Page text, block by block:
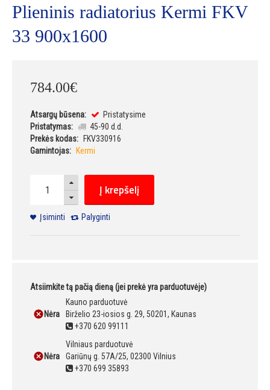
Plieninis radiatorius Kermi FKV
33 900x1600
784.00€
Atsargų būsena:
Pristatysime
Pristatymas:
45-90 d.d.
Prekės kodas:
FKV330916
Gamintojas:
Kermi
Į krepšelį
Įsiminti Palyginti
Atsiimkite tą pačią dieną (jei prekė yra parduotuvėje)
Nėra
Kauno parduotuvė
Birželio 23-iosios g. 29, 50201, Kaunas
+370 620 99111
Nėra
Vilniaus parduotuvė
Gariūnų g. 57A/25, 02300 Vilnius
+370 699 35893